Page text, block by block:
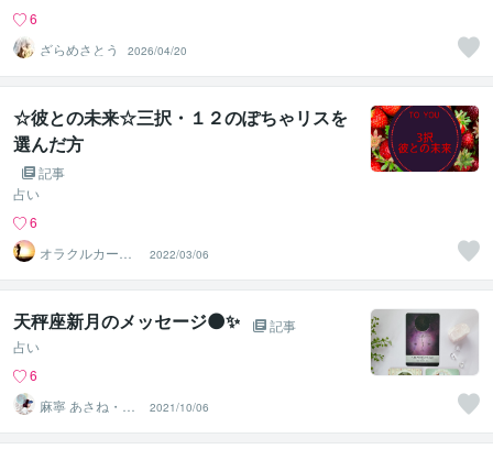
6
ざらめさとう
2026/04/20
☆彼との未来☆三択・１２のぽちゃリスを
選んだ方
記事
占い
6
オラクルカード
相談鑑定｜Minta
ka
2022/03/06
天秤座新月のメッセージ🌑✨
記事
占い
6
麻寧 あさね・カ
ードで癒しと内
観サポート
2021/10/06